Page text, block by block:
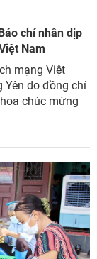
chí nhân dịp
Nam
mạng Việt
Yên do đồng chí
chúc mừng